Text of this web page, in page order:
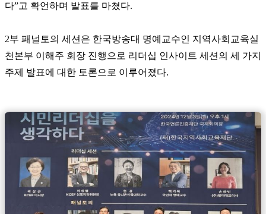
다”고 확언하며 발표를 마쳤다.
2부 패널토의 세션은 한국방송대 명예교수인 지역사회교육실
천본부 이해주 회장 진행으로 리더십 인사이트 세션의 세 가지
주제 발표에 대한 토론으로 이루어졌다.